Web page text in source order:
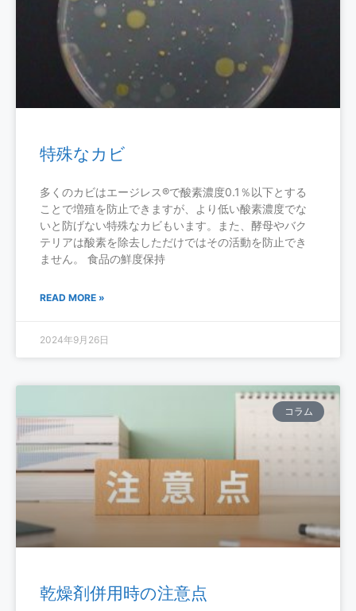
特殊なカビ
多くのカビはエージレス®で酸素濃度0.1％以下とする
ことで増殖を防止できますが、より低い酸素濃度でな
いと防げない特殊なカビもいます。また、酵母やバク
テリアは酸素を除去しただけではその活動を防止でき
ません。 食品の鮮度保持
READ MORE »
2024年9月26日
コラム
乾燥剤併用時の注意点